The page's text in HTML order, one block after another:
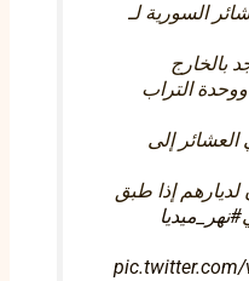
السورية لـ
بالخارج
التراب
إلى
لديارهم إذا طبق
#نهر_ميديا